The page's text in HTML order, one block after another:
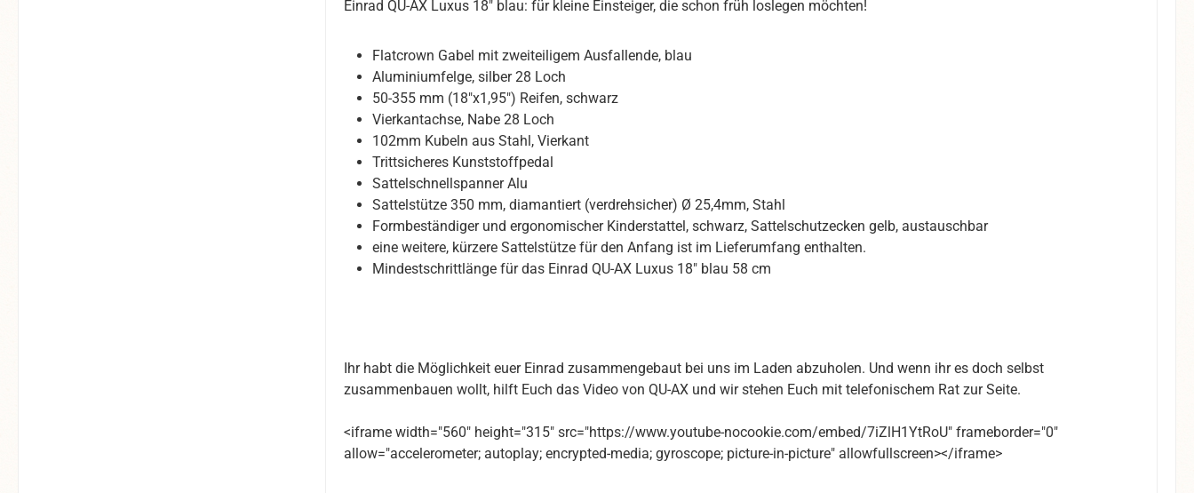
Einrad QU-AX Luxus 18" blau: für kleine Einsteiger, die schon früh loslegen möchten!
Flatcrown Gabel mit zweiteiligem Ausfallende, blau
Aluminiumfelge, silber 28 Loch
50-355 mm (18"x1,95") Reifen, schwarz
Vierkantachse, Nabe 28 Loch
102mm Kubeln aus Stahl, Vierkant
Trittsicheres Kunststoffpedal
Sattelschnellspanner Alu
Sattelstütze 350 mm, diamantiert (verdrehsicher) Ø 25,4mm, Stahl
Formbeständiger und ergonomischer Kinderstattel, schwarz, Sattelschutzecken gelb, austauschbar
eine weitere, kürzere Sattelstütze für den Anfang ist im Lieferumfang enthalten.
Mindestschrittlänge für das Einrad QU-AX Luxus 18" blau 58 cm
Ihr habt die Möglichkeit euer Einrad zusammengebaut bei uns im Laden abzuholen. Und wenn ihr es doch selbst
zusammenbauen wollt, hilft Euch das Video von QU-AX und wir stehen Euch mit telefonischem Rat zur Seite.
<iframe width="560" height="315" src="https://www.youtube-nocookie.com/embed/7iZlH1YtRoU" frameborder="0"
allow="accelerometer; autoplay; encrypted-media; gyroscope; picture-in-picture" allowfullscreen></iframe>